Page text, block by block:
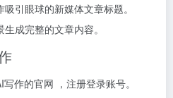
引眼球的新媒体文章标题。
成完整的文章内容。
作的官网 ，注册登录账号。